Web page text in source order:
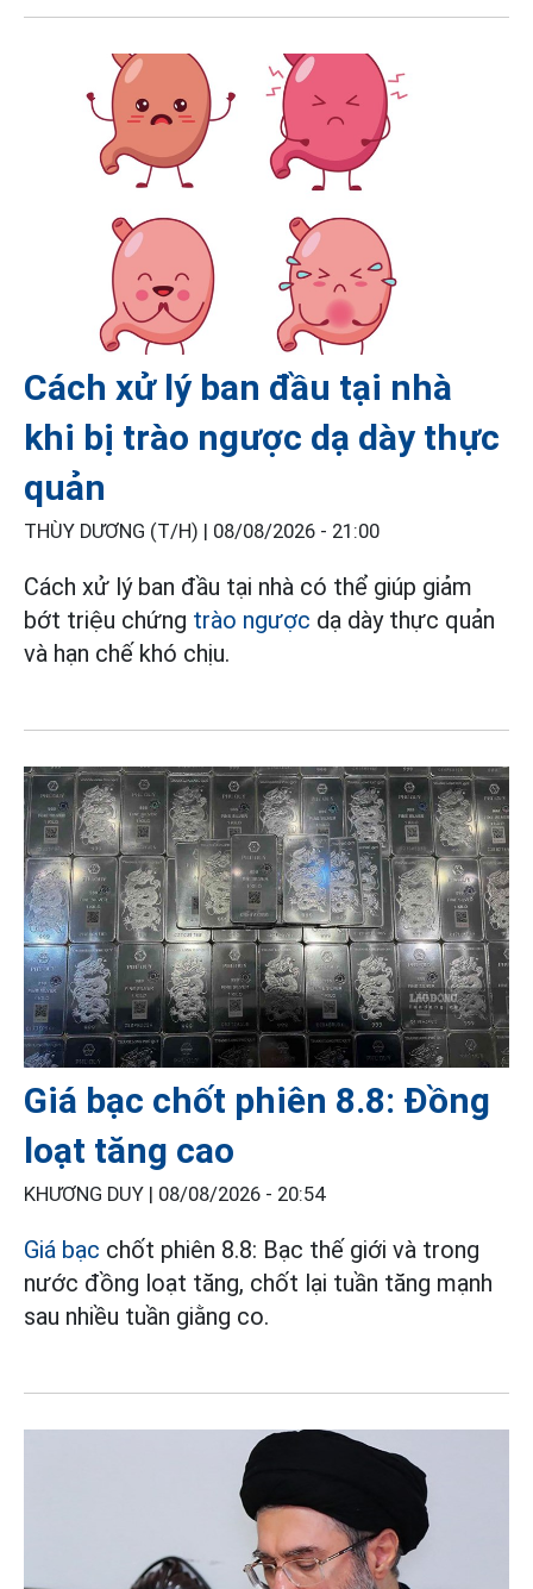
Cách xử lý ban đầu tại nhà
khi bị trào ngược dạ dày thực
quản
THÙY DƯƠNG (T/H) | 08/08/2026 - 21:00
Cách xử lý ban đầu tại nhà có thể giúp giảm
bớt triệu chứng trào ngược dạ dày thực quản
và hạn chế khó chịu.
Giá bạc chốt phiên 8.8: Đồng
loạt tăng cao
KHƯƠNG DUY | 08/08/2026 - 20:54
Giá bạc chốt phiên 8.8: Bạc thế giới và trong
nước đồng loạt tăng, chốt lại tuần tăng mạnh
sau nhiều tuần giằng co.